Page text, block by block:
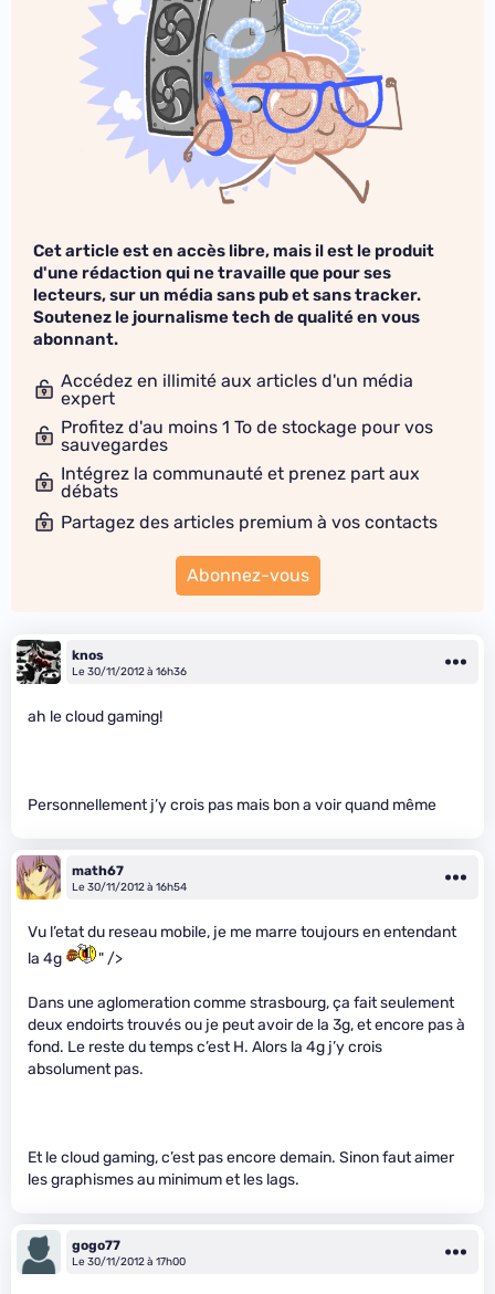
Cet article est en accès libre, mais il est le produit
d'une rédaction qui ne travaille que pour ses
lecteurs, sur un média sans pub et sans tracker.
Soutenez le journalisme tech de qualité en vous
abonnant.
Accédez en illimité aux articles d'un média
expert
Profitez d'au moins 1 To de stockage pour vos
sauvegardes
Intégrez la communauté et prenez part aux
débats
Partagez des articles premium à vos contacts
Abonnez-vous
knos
Le 30/11/2012 à 16h36
ah le cloud gaming!
Personnellement j’y crois pas mais bon a voir quand même
math67
Le 30/11/2012 à 16h54
Vu l’etat du reseau mobile, je me marre toujours en entendant
la 4g
" />
Dans une aglomeration comme strasbourg, ça fait seulement
deux endoirts trouvés ou je peut avoir de la 3g, et encore pas à
fond. Le reste du temps c’est H. Alors la 4g j’y crois
absolument pas.
Et le cloud gaming, c’est pas encore demain. Sinon faut aimer
les graphismes au minimum et les lags.
gogo77
Le 30/11/2012 à 17h00